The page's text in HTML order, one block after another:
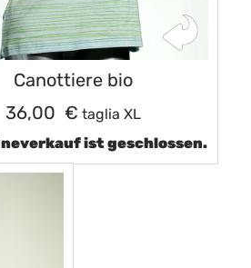
Canottiere bio
36,00 € taglia XL
ist geschlossen.